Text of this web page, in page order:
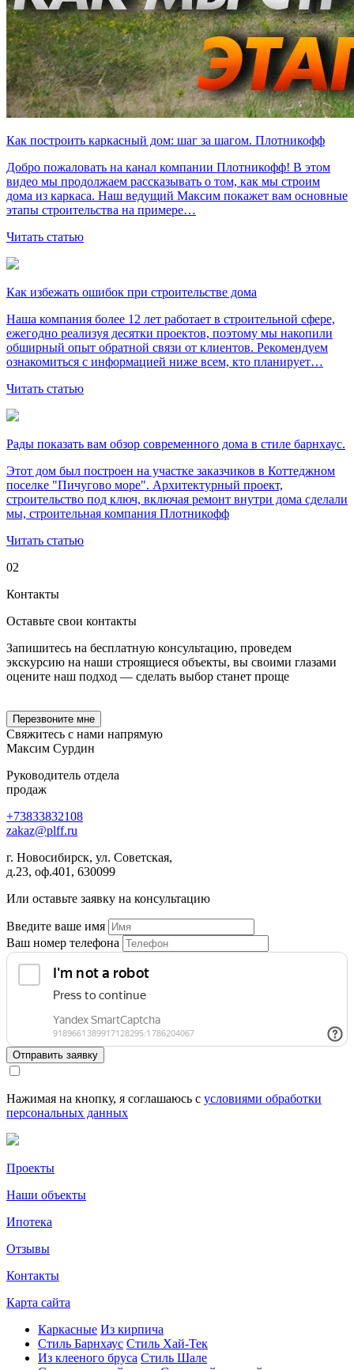
Как построить каркасный дом: шаг за шагом. Плотникофф
Добро пожаловать на канал компании Плотникофф! В этом
видео мы продолжаем рассказывать о том, как мы строим
дома из каркаса. Наш ведущий Максим покажет вам основные
этапы строительства на примере…
Читать статью
Как избежать ошибок при строительстве дома
Наша компания более 12 лет работает в строительной сфере,
ежегодно реализуя десятки проектов, поэтому мы накопили
обширный опыт обратной связи от клиентов. Рекомендуем
ознакомиться с информацией ниже всем, кто планирует…
Читать статью
Рады показать вам обзор современного дома в стиле барнхаус.
Этот дом был построен на участке заказчиков в Коттеджном
поселке "Пичугово море". Архитектурный проект,
строительство под ключ, включая ремонт внутри дома сделали
мы, строительная компания Плотникофф
Читать статью
02
Контакты
Оставьте свои контакты
Запишитесь на бесплатную консультацию, проведем
экскурсию на наши строящиеся объекты, вы своими глазами
оцените наш подход — сделать выбор станет проще
Перезвоните мне
Свяжитесь с нами напрямую
Максим Сурдин
Руководитель отдела
продаж
+73833832108
zakaz@plff.ru
г. Новосибирск, ул. Советская,
д.23, оф.401, 630099
Или оставьте заявку на консультацию
Введите ваше имя
Ваш номер телефона
Отправить заявку
Нажимая на кнопку, я соглашаюсь с условиями обработки
персональных данных
Проекты
Наши объекты
Ипотека
Отзывы
Контакты
Карта сайта
Каркасные Из кирпича
Cтиль Барнхаус Стиль Хай-Тек
Из клееного бруса Стиль Шале